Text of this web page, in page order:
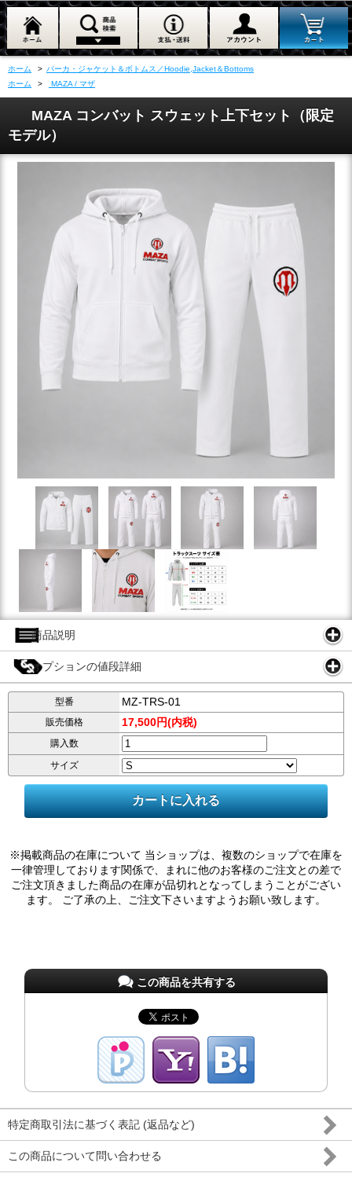
ホーム > パーカ・ジャケット＆ボトムス／Hoodie,Jacket＆Bottoms
ホーム
> MAZA / マザ
MAZA コンバット スウェット上下セット（限定
モデル）
商品説明
オプションの値段詳細
型番 MZ-TRS-01
販売価格 17,500円(内税)
購入数
サイズ
※掲載商品の在庫について 当ショップは、複数のショップで在庫を
一律管理しております関係で、まれに他のお客様のご注文との差で
ご注文頂きました商品の在庫が品切れとなってしまうことがござい
ます。 ご了承の上、ご注文下さいますようお願い致します。
この商品を共有する
特定商取引法に基づく表記 (返品など)
この商品について問い合わせる